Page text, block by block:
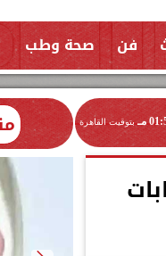
فن صحة وطب
مـ بتوقيت القاهرة